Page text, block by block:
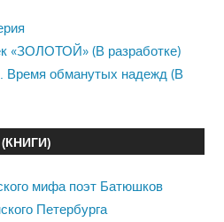
«ЗОЛОТОЙ» (В разработке)
Время обманутых надежд (В
мифа поэт Батюшков
Петербурга